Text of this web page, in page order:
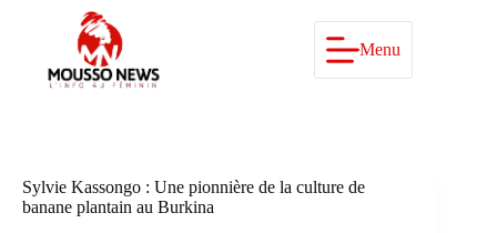
Menu
Sylvie Kassongo : Une pionnière de la culture de
banane plantain au Burkina